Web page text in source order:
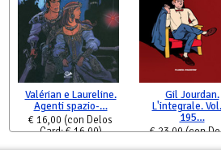
Valérian e Laureline.
Agenti spazio-…
€ 16,00 (con Delos
Card: € 16,00)
Gil Jourdan.
L'integrale.
195…
€ 23,00(con